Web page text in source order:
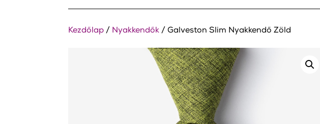
Kezdőlap / Nyakkendők / Galveston Slim Nyakkendő Zöld